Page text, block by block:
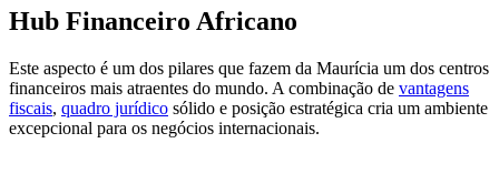
Hub Financeiro Africano
Este aspecto é um dos pilares que fazem da Maurícia um dos centros
financeiros mais atraentes do mundo. A combinação de vantagens
fiscais, quadro jurídico sólido e posição estratégica cria um ambiente
excepcional para os negócios internacionais.